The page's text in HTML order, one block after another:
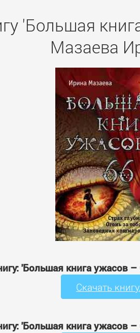
'Большая
Мазаева
'Большая книга ужасов
Скачать
'Большая книга ужасов